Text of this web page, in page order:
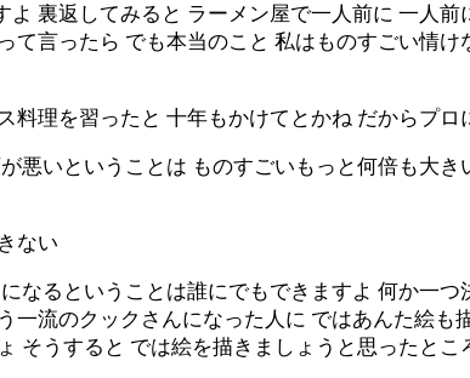
裏返してみると ラーメン屋で一人前に 一人
て言ったら でも本当のこと 私はものすごい情
料理を習ったと 十年もかけてとかね だからプ
悪いということは ものすごいもっと何倍も大
ない
なるということは誰にでもできますよ 何か一
一流のクックさんになった人に ではあんた絵
そうすると では絵を描きましょうと思ったとこ